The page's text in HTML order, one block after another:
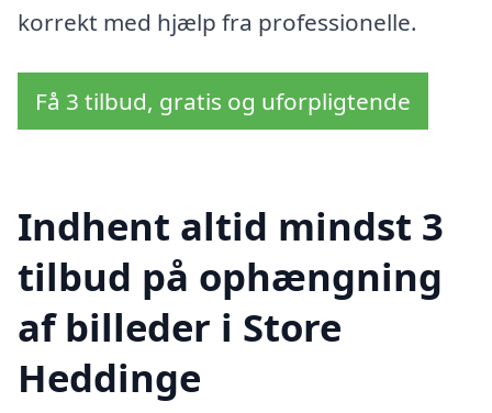
korrekt med hjælp fra professionelle.
Få 3 tilbud, gratis og uforpligtende
Indhent altid mindst 3
tilbud på ophængning
af billeder i Store
Heddinge